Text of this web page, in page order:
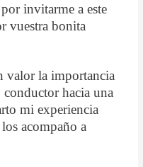
invitarme a este
vuestra bonita
valor la importancia
hacia una
mi experiencia
acompaño a